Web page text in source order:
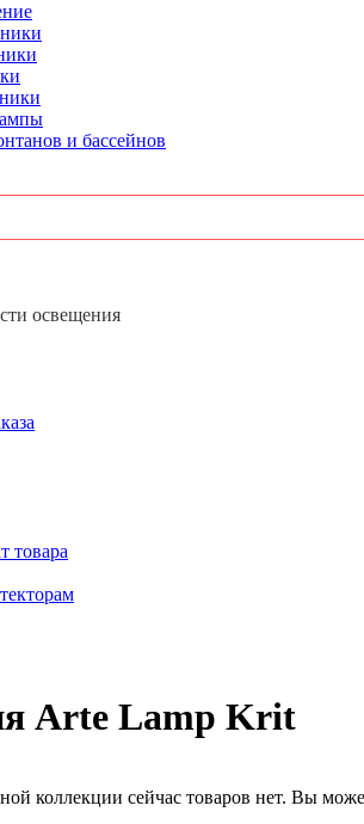
и бассейнов
освещения
товара
Arte Lamp Krit
коллекции сейчас товаров нет. Вы